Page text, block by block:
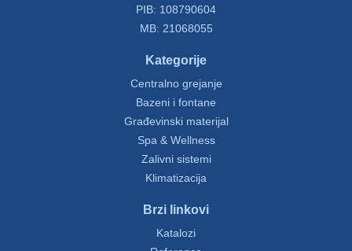
PIB: 108790604
MB: 21068055
Kategorije
Centralno grejanje
Bazeni i fontane
Građevinski materijal
Spa & Wellness
Zalivni sistemi
Klimatizacija
Brzi linkovi
Katalozi